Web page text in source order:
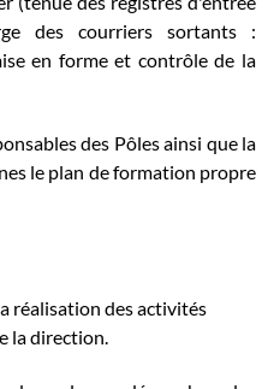
des courriers sortants :
en forme et contrôle de la
des Pôles ainsi que la
le plan de formation propre
réalisation des activités
la direction.